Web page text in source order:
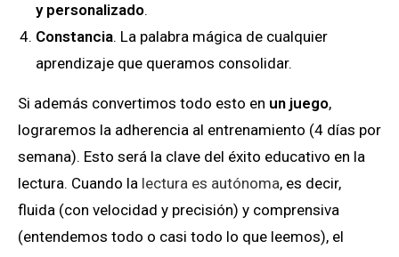
y personalizado.
Constancia. La palabra mágica de cualquier
aprendizaje que queramos consolidar.
Si además convertimos todo esto en un juego,
lograremos la adherencia al entrenamiento (4 días por
semana). Esto será la clave del éxito educativo en la
lectura. Cuando la lectura es autónoma, es decir,
fluida (con velocidad y precisión) y comprensiva
(entendemos todo o casi todo lo que leemos), el